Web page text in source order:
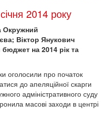
2014 року
Окружний
Віктор Янукович
на 2014 рік та
оголосили про початок
до апеляційної скарги
адміністративного суду
масові заходи в центрі